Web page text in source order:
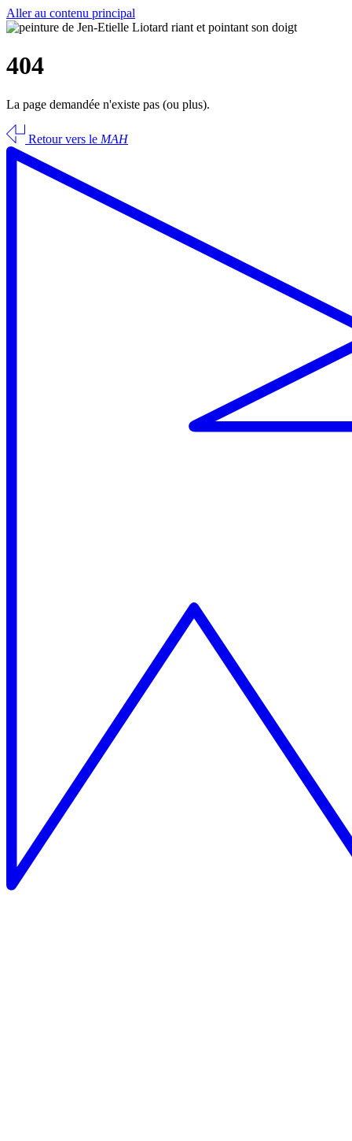
Aller au contenu principal
404
La page demandée n'existe pas (ou plus).
Retour vers le MAH